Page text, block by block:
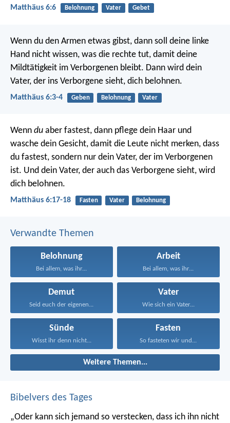
Matthäus 6:6 Belohnung Vater Gebet
Wenn du den Armen etwas gibst, dann soll deine linke
Hand nicht wissen, was die rechte tut, damit deine
Mildtätigkeit im Verborgenen bleibt. Dann wird dein
Vater, der ins Verborgene sieht, dich belohnen.
Matthäus 6:3-4 Geben Belohnung Vater
Wenn du aber fastest, dann pflege dein Haar und
wasche dein Gesicht, damit die Leute nicht merken, dass
du fastest, sondern nur dein Vater, der im Verborgenen
ist. Und dein Vater, der auch das Verborgene sieht, wird
dich belohnen.
Matthäus 6:17-18 Fasten Vater Belohnung
Verwandte Themen
Belohnung
Bei allem, was ihr...
Arbeit
Bei allem, was ihr...
Demut
Seid euch der eigenen...
Vater
Wie sich ein Vater...
Sünde
Wisst ihr denn nicht...
Fasten
So fasteten wir und...
Weitere Themen...
Bibelvers des Tages
„Oder kann sich jemand so verstecken, dass ich ihn nicht